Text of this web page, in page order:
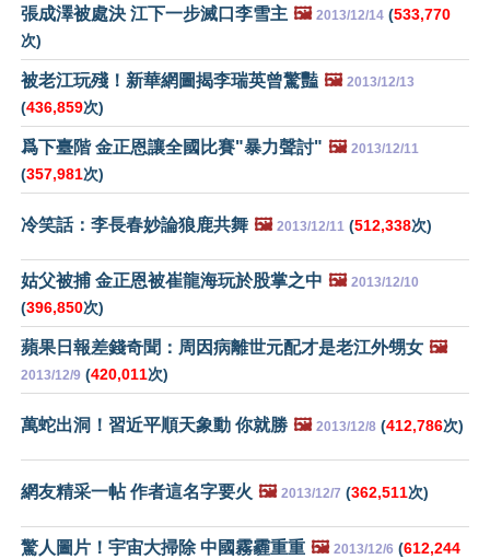
張成澤被處決 江下一步滅口李雪主 🖼️ 2013/12/14 (533,770
次)
被老江玩殘！新華網圖揭李瑞英曾驚豔 🖼️ 2013/12/13
(436,859次)
爲下臺階 金正恩讓全國比賽"暴力聲討" 🖼️ 2013/12/11
(357,981次)
冷笑話：李長春妙論狼鹿共舞 🖼️ 2013/12/11 (512,338次)
姑父被捕 金正恩被崔龍海玩於股掌之中 🖼️ 2013/12/10
(396,850次)
蘋果日報差錢奇聞：周因病離世元配才是老江外甥女 🖼️
2013/12/9 (420,011次)
萬蛇出洞！習近平順天象動 你就勝 🖼️ 2013/12/8 (412,786次)
網友精采一帖 作者這名字要火 🖼️ 2013/12/7 (362,511次)
驚人圖片！宇宙大掃除 中國霧霾重重 🖼️ 2013/12/6 (612,244